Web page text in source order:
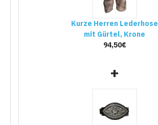
Kurze Herren Lederhose
mit Gürtel, Krone
94,50€
+